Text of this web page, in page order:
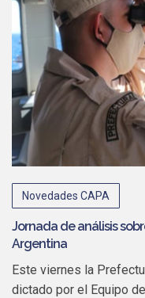
Novedades CAPA
Jornada de análisis
Argentina
Este viernes la
dictado por el Equipo